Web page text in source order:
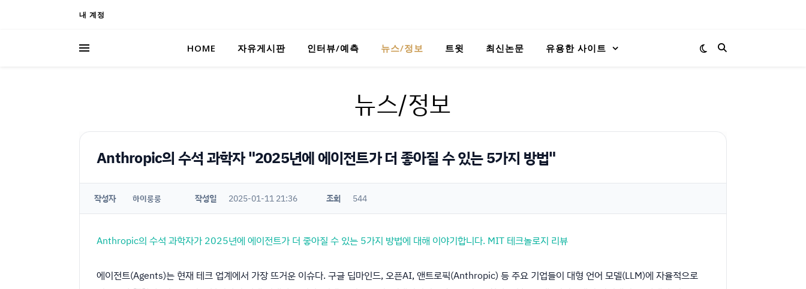
내 계정
HOME 자유게시판 인터뷰/예측 뉴스/정보 트윗 최신논문 유용한 사이트
뉴스/정보
Anthropic의 수석 과학자 "2025년에 에이전트가 더 좋아질 수 있는 5가지 방법"
작성자 하이룽룽 작성일 2025-01-11 21:36 조회 544
Anthropic의 수석 과학자가 2025년에 에이전트가 더 좋아질 수 있는 5가지 방법에 대해 이야기합니다. MIT 테크놀로지 리뷰
에이전트(Agents)는 현재 테크 업계에서 가장 뜨거운 이슈다. 구글 딥마인드, 오픈AI, 앤트로픽(Anthropic) 등 주요 기업들이 대형 언어 모델(LLM)에 자율적으로